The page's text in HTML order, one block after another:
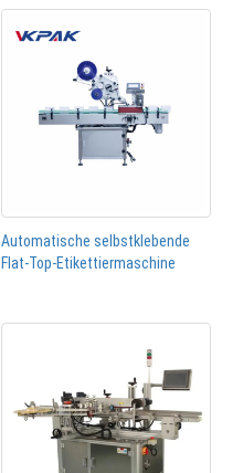
Automatische selbstklebende
Flat-Top-Etikettiermaschine